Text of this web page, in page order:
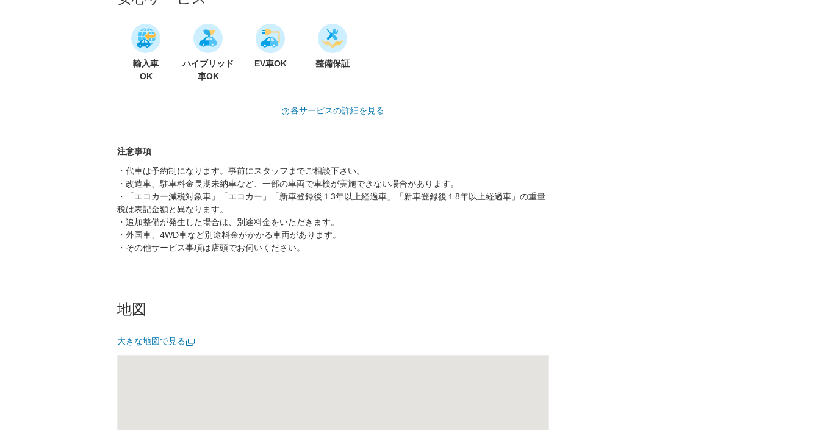
輸入車
OK
ハイブリッド
車OK
EV車OK 整備保証
各サービスの詳細を見る
注意事項
・代車は予約制になります。事前にスタッフまでご相談下さい。
・改造車、駐車料金長期未納車など、一部の車両で車検が実施できない場合があります。
・「エコカー減税対象車」「エコカー」「新車登録後１3年以上経過車」「新車登録後１8年以上経過車」の重量
税は表記金額と異なります。
・追加整備が発生した場合は、別途料金をいただきます。
・外国車、4WD車など別途料金がかかる車両があります。
・その他サービス事項は店頭でお伺いください。
地図
大きな地図で見る